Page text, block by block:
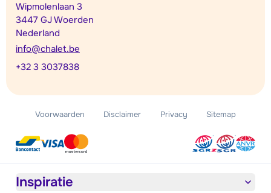
Wipmolenlaan 3
3447 GJ Woerden
Nederland
info@chalet.be
+32 3 3037838
Voorwaarden Disclaimer Privacy Sitemap
Inspiratie